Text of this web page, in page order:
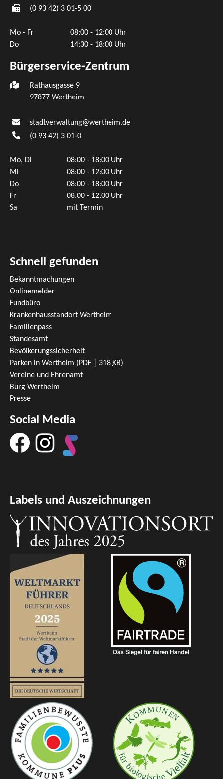
(0 93 42) 3 01-5 00
Mo - Fr
08:00 - 12:00 Uhr
Do
14:30 - 18:00 Uhr
Bürgerservice-Zentrum
Rathausgasse 9
97877 Wertheim
stadtverwaltung@wertheim.de
(0 93 42) 3 01-0
Mo, Di
08:00 - 18:00 Uhr
Mi
08:00 - 12:00 Uhr
Do
08:00 - 18:00 Uhr
Fr
08:00 - 12:00 Uhr
Sa
mit Termin
Schnell gefunden
Bekanntmachungen
Onlinemelder
Fundbüro
Krankenhausstandort Wertheim
Familienpass
Standesamt
Bevölkerungssicherheit
Parken in Wertheim (PDF | 318 KB)
Vereine und Ehrenamt
Burg Wertheim
Presse
Social Media
Labels und Auszeichnungen